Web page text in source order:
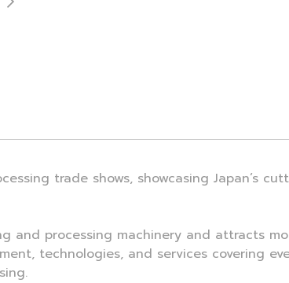
trade shows, showcasing Japan’s
processing machinery and attracts
technologies, and services covering